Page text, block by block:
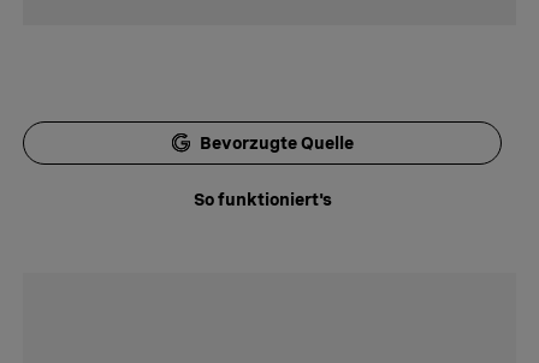
Bevorzugte Quelle
So funktioniert's